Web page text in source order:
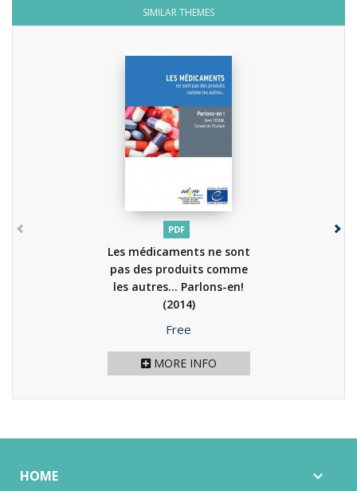
SIMILAR THEMES
PDF
Les médicaments ne sont
pas des produits comme
les autres... Parlons-en!
(2014)
Price
Free
MORE INFO
HOME 